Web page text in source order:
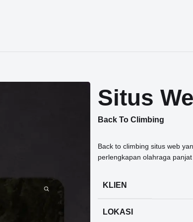
Situs
Back To Climbing
Back to climbing situs web
perlengkapan olahraga
KLIEN
LOKASI